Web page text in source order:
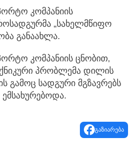
კომპანიის
„სახელმწიფო
განაახლა.
კომპანიის ცნობით,
პრობლემა დილის
გამოც სადგური მგზავრებს
გაზიარება